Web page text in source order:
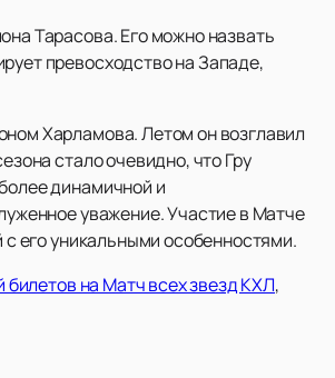
Тарасова. Его можно назвать
превосходство на Западе,
Харламова. Летом он возглавил
стало очевидно, что Гру
динамичной и
уважение. Участие в Матче
его уникальными особенностями.
билетов на Матч всех звезд КХЛ,